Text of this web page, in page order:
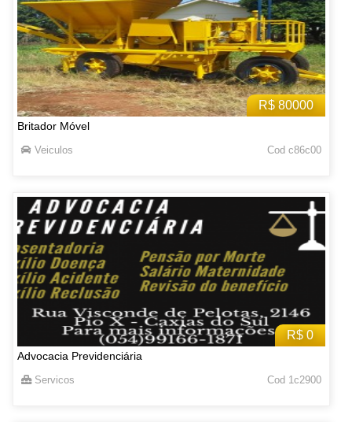
R$ 80000
Britador Móvel
Veiculos Cod c86c00
R$ 0
Advocacia Previdenciária
Servicos Cod 1c2900